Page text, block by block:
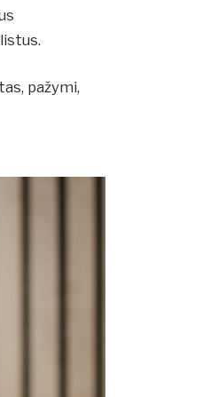
pažymi,